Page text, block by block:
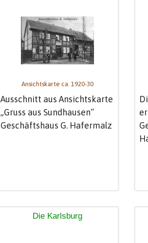
Ansichtskarte ca. 1920-30
Ausschnitt aus Ansichtskarte
„Gruss aus Sundhausen“
Geschäftshaus G. Hafermalz
Die Karlsburg